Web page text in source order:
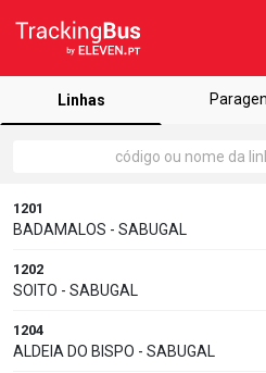
Linhas
1201
BADAMALOS - SABUGAL
1202
SOITO - SABUGAL
1204
ALDEIA DO BISPO - SABUGAL